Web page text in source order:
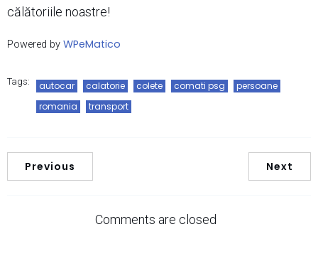
călătoriile noastre!
Powered by WPeMatico
Tags: autocar calatorie colete comati psg
persoane
romania
transport
Previous Next
Comments are closed